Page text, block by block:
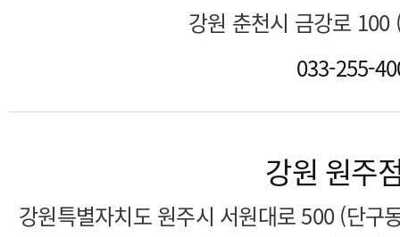
강원 춘천시 금강로
033-255-
강원 원
강원특별자치도 원주시 서원대로 500 (단